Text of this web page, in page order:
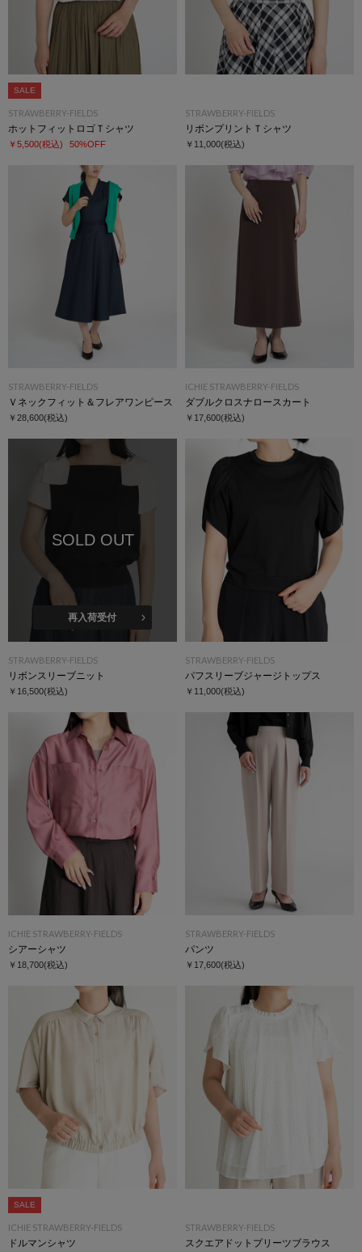
SALE
STRAWBERRY-FIELDS
ホットフィットロゴＴシャツ
￥5,500(税込) 50%OFF
STRAWBERRY-FIELDS
リボンプリントＴシャツ
￥11,000(税込)
STRAWBERRY-FIELDS
Ｖネックフィット＆フレアワンピース
￥28,600(税込)
ICHIE STRAWBERRY-FIELDS
ダブルクロスナロースカート
￥17,600(税込)
SOLD OUT
再入荷受付
STRAWBERRY-FIELDS
リボンスリーブニット
￥16,500(税込)
STRAWBERRY-FIELDS
パフスリーブジャージトップス
￥11,000(税込)
ICHIE STRAWBERRY-FIELDS
シアーシャツ
￥18,700(税込)
STRAWBERRY-FIELDS
パンツ
￥17,600(税込)
SALE
ICHIE STRAWBERRY-FIELDS
ドルマンシャツ
STRAWBERRY-FIELDS
スクエアドットプリーツブラウス